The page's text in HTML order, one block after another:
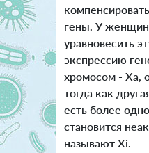
гены. У
уравновесить
экспрессию
хромосом - Xa,
тогда как
есть более
становится
называют Xi.